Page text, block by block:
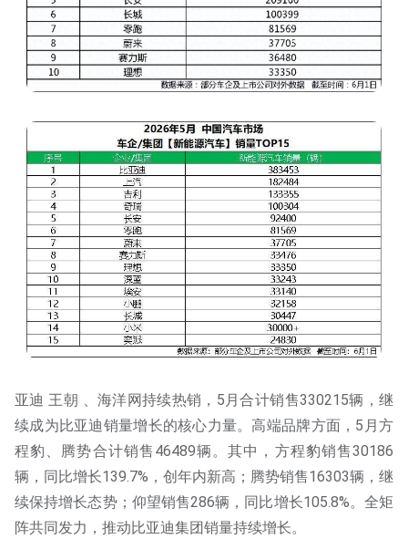
亚迪 王朝 、海洋网持续热销，5月合计销售330215辆，继
续成为比亚迪销量增长的核心力量。高端品牌方面，5月方
程豹、腾势合计销售46489辆。其中，方程豹销售30186
辆，同比增长139.7%，创年内新高；腾势销售16303辆，继
续保持增长态势；仰望销售286辆，同比增长105.8%。全矩
阵共同发力，推动比亚迪集团销量持续增长。